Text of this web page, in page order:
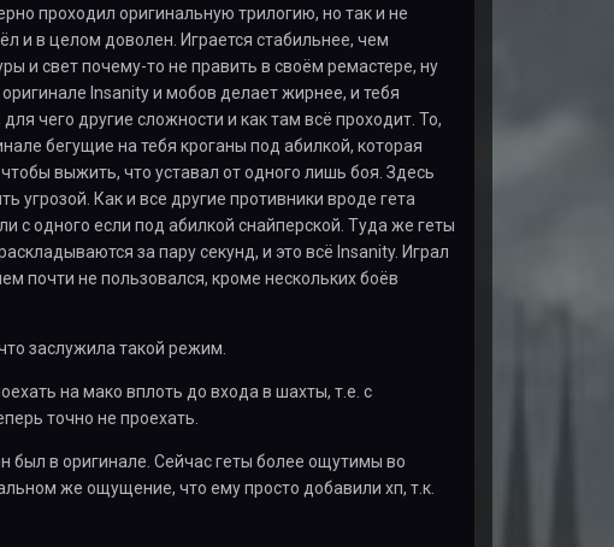
проходил оригинальную трилогию, но так и не
и в целом доволен. Играется стабильнее, чем
и свет почему-то не править в своём ремастере, ну
Insanity и мобов делает жирнее, и тебя
чего другие сложности и как там всё проходит. То,
бегущие на тебя кроганы под абилкой, которая
выжить, что уставал от одного лишь боя. Здесь
Как и все другие противники вроде гета
с одного если под абилкой снайперской. Туда же геты
за пару секунд, и это всё Insanity. Играл
почти не пользовался, кроме нескольких боёв
заслужила такой режим.
на мако вплоть до входа в шахты, т.е. с
точно не проехать.
в оригинале. Сейчас геты более ощутимы во
же ощущение, что ему просто добавили хп, т.к.